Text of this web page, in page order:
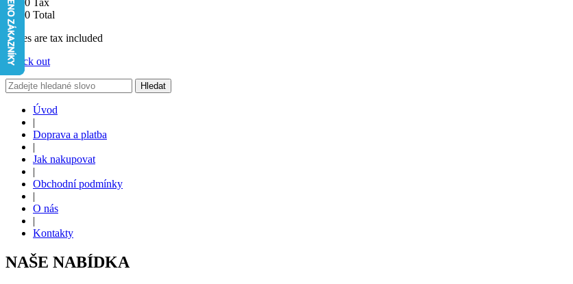
$0.00 Tax
$0.00 Total
Prices are tax included
Check out
Hledat
Úvod
|
Doprava a platba
|
Jak nakupovat
|
Obchodní podmínky
|
O nás
|
Kontakty
NAŠE NABÍDKA